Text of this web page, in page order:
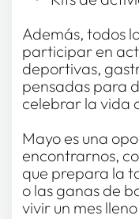
Además, todos
participar en
deportivas,
pensadas para
celebrar la vida
Mayo es una
encontrarnos,
que prepara la
o las ganas de
vivir un mes